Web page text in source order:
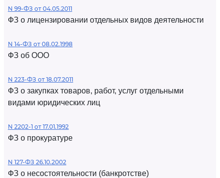
N 99-ФЗ от 04.05.2011
ФЗ о лицензировании отдельных видов деятельности
N 14-ФЗ от 08.02.1998
ФЗ об ООО
N 223-ФЗ от 18.07.2011
ФЗ о закупках товаров, работ, услуг отдельными
видами юридических лиц
N 2202-1 от 17.01.1992
ФЗ о прокуратуре
N 127-ФЗ 26.10.2002
ФЗ о несостоятельности (банкротстве)